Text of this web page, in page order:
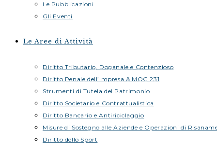
Le Pubblicazioni
Gli Eventi
Le Aree di Attività
Diritto Tributario, Doganale e Contenzioso
Diritto Penale dell’Impresa & MOG 231
Strumenti di Tutela del Patrimonio
Diritto Societario e Contrattualistica
Diritto Bancario e Antiriciclaggio
Misure di Sostegno alle Aziende e Operazioni di
Diritto dello Sport